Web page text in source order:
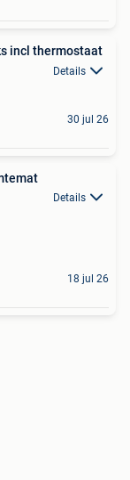
incl thermostaat
Details
30 jul 26
Details
18 jul 26